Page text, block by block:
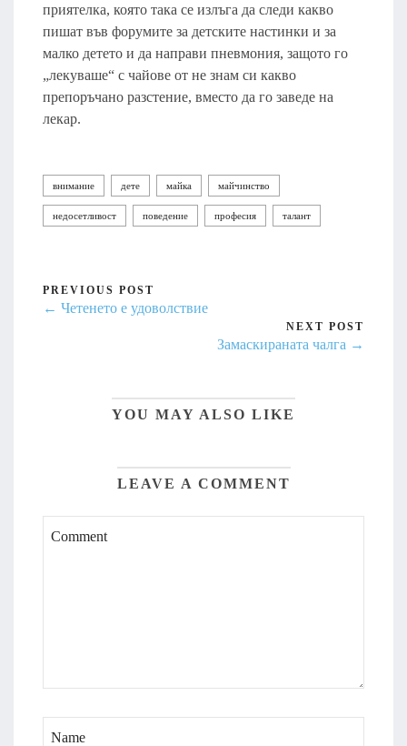
приятелка, която така се излъга да следи какво
пишат във форумите за детските настинки и за
малко детето и да направи пневмония, защото го
„лекуваше“ с чайове от не знам си какво
препоръчано разстение, вместо да го заведе на
лекар.
внимание дете майка майчинство
недосетливост поведение професия талант
PREVIOUS POST
← Четенето е удоволствие
NEXT POST
Замаскираната чалга →
YOU MAY ALSO LIKE
LEAVE A COMMENT